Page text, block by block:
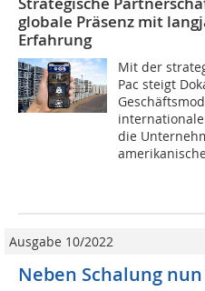
globale Präsenz mit
Erfahrung
Mit der
Pac steigt
die
Ausgabe 10/2022
Neben Schalung